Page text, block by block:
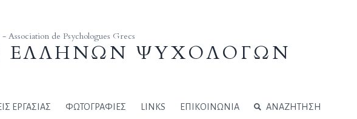
Association de Psychologues Grecs
ΕΛΛΗΝΩΝ ΨΥΧΟΛΟΓΩΝ
ΕΡΓΑΣΙΑΣ ΦΩΤΟΓΡΑΦΙΕΣ LINKS ΕΠΙΚΟΙΝΩΝΙΑ ΑΝΑΖΗΤΗΣΗ